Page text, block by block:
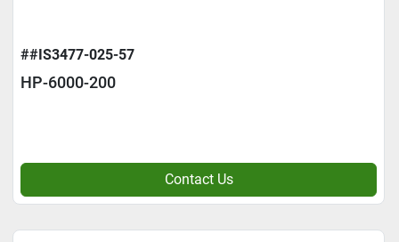
##IS3477-025-57
HP-6000-200
Contact Us